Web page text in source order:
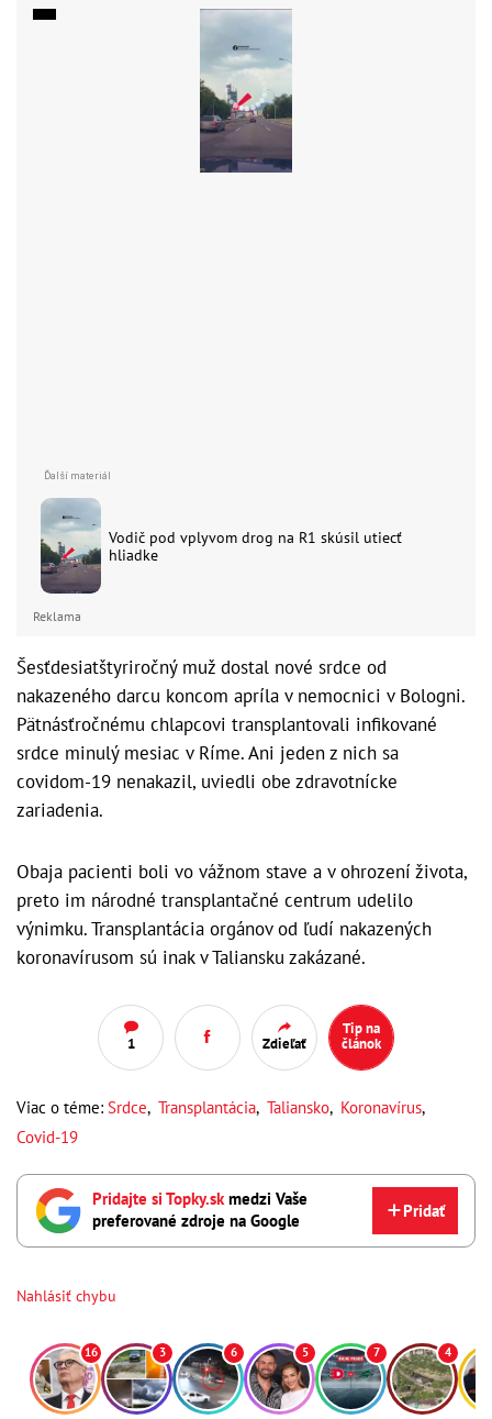
Vodič pod vplyvom drog na R1 skúsil utiecť
hliadke
Reklama
Šesťdesiatštyriročný muž dostal nové srdce od
nakazeného darcu koncom apríla v nemocnici v Bologni.
Pätnásťročnému chlapcovi transplantovali infikované
srdce minulý mesiac v Ríme. Ani jeden z nich sa
covidom-19 nenakazil, uviedli obe zdravotnícke
zariadenia.
Obaja pacienti boli vo vážnom stave a v ohrození života,
preto im národné transplantačné centrum udelilo
výnimku. Transplantácia orgánov od ľudí nakazených
koronavírusom sú inak v Taliansku zakázané.
1 Zdieľať
Tip na
článok
Viac o téme: Srdce, Transplantácia, Taliansko, Koronavírus,
Covid-19
Pridajte si Topky.skmedzi Vaše
preferované zdroje na Google
Pridať
Nahlásiť chybu
16 3 6 5 7 4